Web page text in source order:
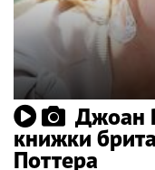
Джоан
книжки
Поттера